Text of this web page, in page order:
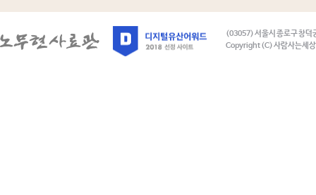
(03057) 서울시 종로구 창덕
Copyright (C) 사람사는세